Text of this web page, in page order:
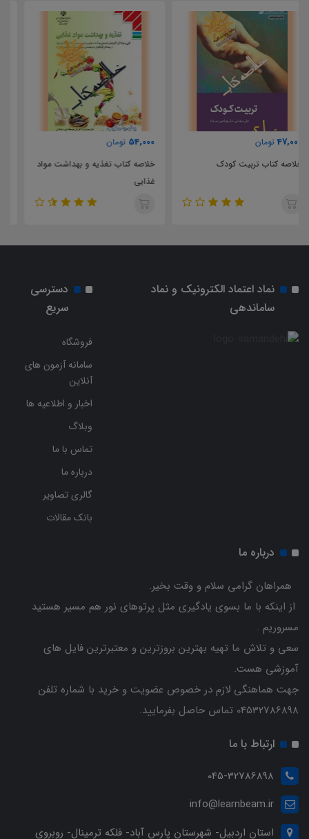
54,000 تومان
خلاصه کتاب تغذیه و بهداشت مواد
51,000 تومان
خلاصه کتاب سلامت و بهداشت
پایه دوازدهم
نماد اعتماد الکترونیک و نماد
ساماندهی
دسترسی
سریع
فروشگاه
سامانه آزمون های
آنلاین
اخبار و اطلاعیه ها
وبلاگ
تماس با ما
درباره ما
گالری تصاویر
بانک مقالات
درباره ما
همراهان گرامی سلام و وقت بخیر.
از اینکه با ما بسوی یادگیری مثل پرتوهای نور هم مسیر هستید
مسروریم .
سعی و تلاش ما تهیه بهترین بروزترین و معتبرترین فایل های
آموزشی هست.
جهت هماهنگی لازم در خصوص عضویت و خرید با شماره تلفن
04532786898 تماس حاصل بفرمایید.
ارتباط با ما
045-32786898
info@learnbeam.ir
استان اردبیل- شهرستان پارس آباد- فلکه ترمینال- روبروی